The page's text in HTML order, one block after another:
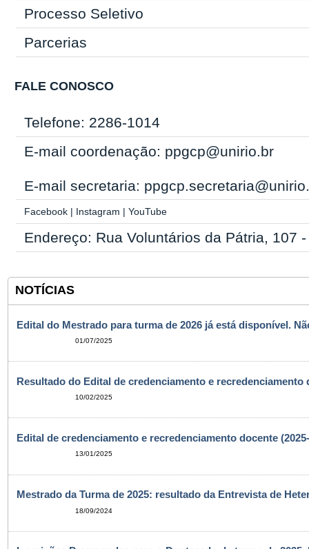
Processo Seletivo
Parcerias
FALE CONOSCO
Telefone: 2286-1014
E-mail coordenação: ppgcp@unirio.br
E-mail secretaria:
Facebook| Instagram | YouTube
Endereço: Rua Voluntários da Pátria, 107
NOTÍCIAS
Edital do Mestrado para turma de 2026 já está disponível.
01/07/2025
Resultado do Edital de credenciamento e recredenciamento
10/02/2025
Edital de credenciamento e recredenciamento docente
13/01/2025
Mestrado da Turma de 2025: resultado da Entrevista de
18/09/2024